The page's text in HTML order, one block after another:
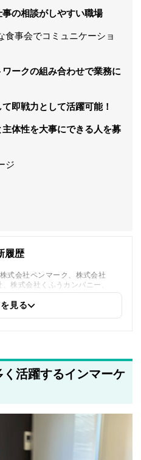
の相談がしやすい職場
食事会でコミュニケーショ
ークの組み合わせで業務に
即戦力として活躍可能！
体性を大事にできる人を募
ジ
履歴
式会社ペンマーク、株式会社
株式会社くふうカンパニー、
への内部リンクを追加しました
見る
活躍するインマーケ